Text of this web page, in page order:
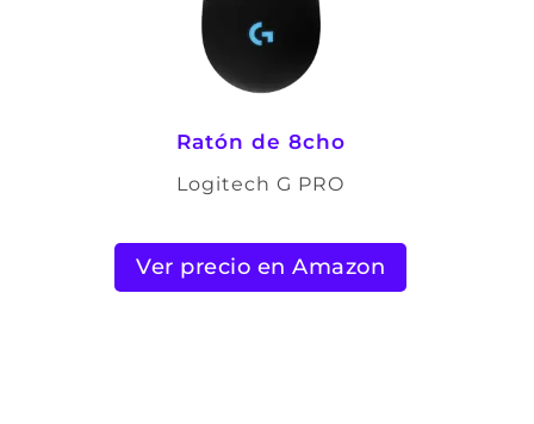
Ratón de 8cho
Logitech G PRO
Ver precio en Amazon